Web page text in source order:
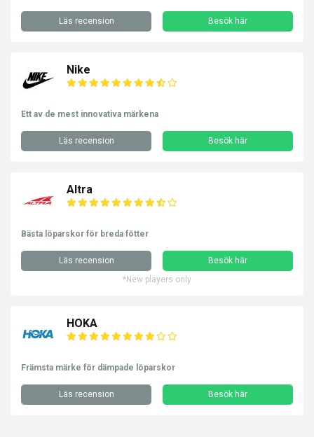
Läs recension Besök här
Nike
Ett av de mest innovativa märkena
Läs recension Besök här
Altra
Bästa löparskor för breda fötter
Läs recension
Besök här
*New players only
HOKA
Främsta märke för dämpade löparskor
Läs recension Besök här